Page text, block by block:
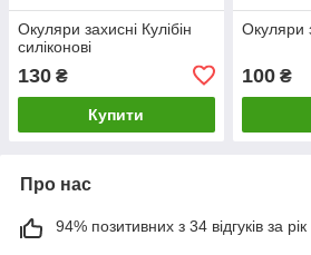
Окуляри захисні Кулібін
силіконові
130 ₴
Купити
Окуляри
100₴
Про нас
94% позитивних з 34 відгуків за рік